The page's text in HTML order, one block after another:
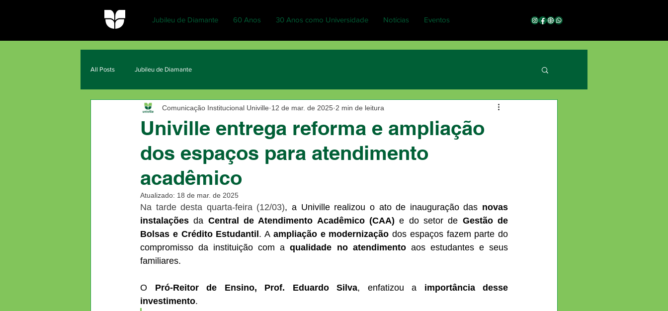
Jubileu de Diamante 60 Anos 30 Anos como Universidade Notícias Eventos
All Posts Jubileu de Diamante
Univille entrega reforma e ampliação
dos espaços para atendimento
acadêmico
Comunicação Institucional Univille 12 de mar. de 2025 2 min de leitura
Atualizado: 18 de mar. de 2025
Na tarde desta quarta-feira (12/03), a Univille realizou o ato de inauguração das novas
instalações da Central de Atendimento Acadêmico (CAA) e do setor de Gestão de
Bolsas e Crédito Estudantil . A ampliação e modernização dos espaços fazem parte do
compromisso da instituição com a qualidade no atendimento aos estudantes e seus
familiares.
O Pró-Reitor de Ensino, Prof. Eduardo Silva, enfatizou a importância desse
investimento.